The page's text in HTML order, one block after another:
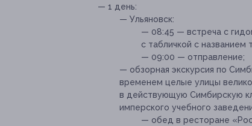
— 1 день:
— Ульяновск:
— 08:45 — встреча с
с табличкой с названием
— 09:00 — отправление;
— обзорная экскурсия по
временем целые улицы
в действующую Симбирскую
имперского учебного
— обед в ресторане